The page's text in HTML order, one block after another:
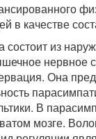
в качестве
из
нервное
Она
В
мозге.